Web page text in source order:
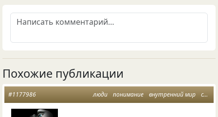
Похожие публикации
люди понимание внутренний мир социальные сети
#1177986